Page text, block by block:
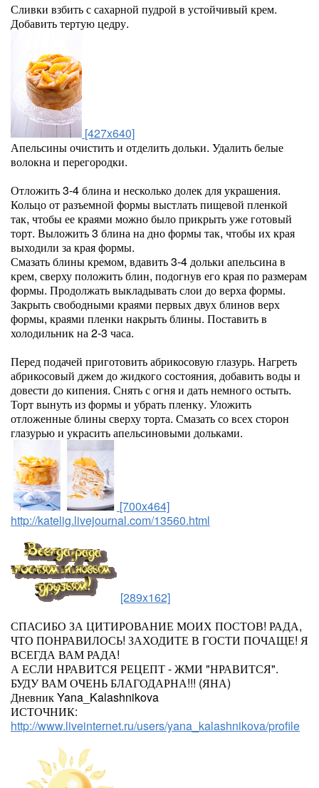
Сливки взбить с сахарной пудрой в устойчивый крем.
Добавить тертую цедру.
[427x640]
Апельсины очистить и отделить дольки. Удалить белые
волокна и перегородки.
Отложить 3-4 блина и несколько долек для украшения.
Кольцо от разъемной формы выстлать пищевой пленкой
так, чтобы ее краями можно было прикрыть уже готовый
торт. Выложить 3 блина на дно формы так, чтобы их края
выходили за края формы.
Смазать блины кремом, вдавить 3-4 дольки апельсина в
крем, сверху положить блин, подогнув его края по размерам
формы. Продолжать выкладывать слои до верха формы.
Закрыть свободными краями первых двух блинов верх
формы, краями пленки накрыть блины. Поставить в
холодильник на 2-3 часа.
Перед подачей приготовить абрикосовую глазурь. Нагреть
абрикосовый джем до жидкого состояния, добавить воды и
довести до кипения. Снять с огня и дать немного остыть.
Торт вынуть из формы и убрать пленку. Уложить
отложенные блины сверху торта. Смазать со всех сторон
глазурью и украсить апельсиновыми дольками.
[700x464]
http://katelig.livejournal.com/13560.html
[289x162]
СПАСИБО ЗА ЦИТИРОВАНИЕ МОИХ ПОСТОВ! РАДА,
ЧТО ПОНРАВИЛОСЬ! ЗАХОДИТЕ В ГОСТИ ПОЧАЩЕ! Я
ВСЕГДА ВАМ РАДА!
А ЕСЛИ НРАВИТСЯ РЕЦЕПТ - ЖМИ "НРАВИТСЯ".
БУДУ ВАМ ОЧЕНЬ БЛАГОДАРНА!!! (ЯНА)
Дневник Yana_Kalashnikova
ИСТОЧНИК:
http://www.liveinternet.ru/users/yana_kalashnikova/profile